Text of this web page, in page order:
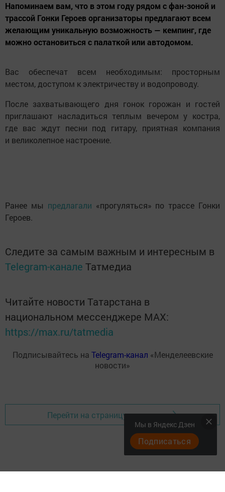
Напоминаем вам, что в этом году рядом с фан-зоной и
трассой Гонки Героев организаторы предлагают всем
желающим уникальную возможность — кемпинг, где
можно остановиться с палаткой или автодомом.
Вас обеспечат всем необходимым: просторным
местом, доступом к электричеству и водопроводу.
После захватывающего дня гонок горожан и гостей
приглашают насладиться теплым вечером у костра,
где вас ждут песни под гитару, приятная компания
и великолепное настроение.
Ранее мы предлагали «прогуляться» по трассе Гонки
Героев.
Следите за самым важным и интересным в
Telegram-канале Татмедиа
Читайте новости Татарстана в
национальном мессенджере MАХ:
https://max.ru/tatmedia
Подписывайтесь на Telegram-канал «Менделеевские
новости»
Перейти на страницу новости
Мы в Яндекс Дзен
Подписаться